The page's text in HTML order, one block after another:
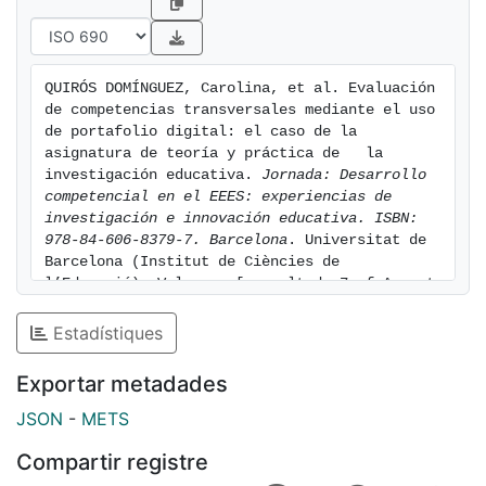
auto-gestionar su proceso de
aprendizaje, utilizando el portafolio como ayuda
fundamental para esto. Se presentan algunos
resultados de la experiencia respecto a la auto
percepción de los estudiantes sobre las competencias
trabajadas.
QUIRÓS DOMÍNGUEZ, Carolina, et al. Evaluación
de competencias transversales mediante el uso
de portafolio digital: el caso de la
asignatura de teoría y práctica de   la
investigación educativa. Jornada: Desarrollo
competencial en el EEES: experiencias de
investigación e innovación educativa. ISBN:
978-84-606-8379-7. Barcelona . Universitat de
Barcelona (Institut de Ciències de
l’Educació). Vol. pp. [consulted: 7 of August
https://hdl.handle.net/2445/66635
Estadístiques
Exportar metadades
JSON - METS
Compartir registre